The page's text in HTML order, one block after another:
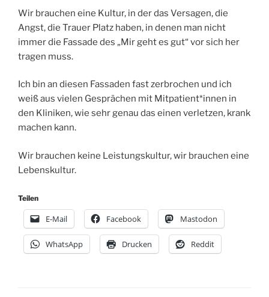
Wir brauchen eine Kultur, in der das Versagen, die
Angst, die Trauer Platz haben, in denen man nicht
immer die Fassade des „Mir geht es gut“ vor sich her
tragen muss.
Ich bin an diesen Fassaden fast zerbrochen und ich
weiß aus vielen Gesprächen mit Mitpatient*innen in
den Kliniken, wie sehr genau das einen verletzen, krank
machen kann.
Wir brauchen keine Leistungskultur, wir brauchen eine
Lebenskultur.
Teilen
E-Mail Facebook Mastodon
WhatsApp Drucken Reddit